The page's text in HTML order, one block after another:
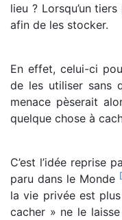
lieu ? Lorsqu’un
afin de les stocker.
En effet, celui-ci
de les utiliser sans
menace pèserait
quelque chose à
C’est l’idée reprise
paru dans le Monde [
la vie privée est
cacher » ne le laisse